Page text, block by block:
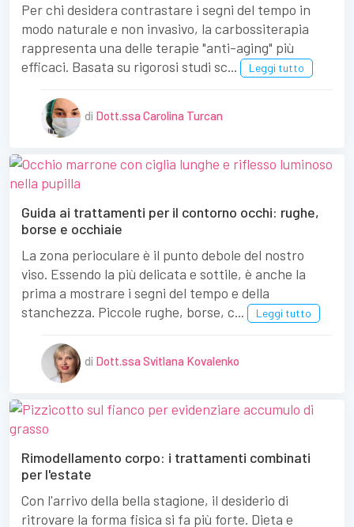
Per chi desidera contrastare i segni del tempo in
modo naturale e non invasivo, la carbossiterapia
rappresenta una delle terapie "anti-aging" più
efficaci. Basata su rigorosi studi sc...
Leggi tutto
di Dott.ssa Carolina Turcan
Guida ai trattamenti per il contorno occhi: rughe,
borse e occhiaie
La zona perioculare è il punto debole del nostro
viso. Essendo la più delicata e sottile, è anche la
prima a mostrare i segni del tempo e della
stanchezza. Piccole rughe, borse, c...
Leggi tutto
di Dott.ssa Svitlana Kovalenko
Rimodellamento corpo: i trattamenti combinati
per l'estate
Con l'arrivo della bella stagione, il desiderio di
ritrovare la forma fisica si fa più forte. Dieta e